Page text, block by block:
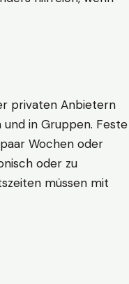
privaten Anbietern
in Gruppen. Feste
Wochen oder
oder zu
müssen mit